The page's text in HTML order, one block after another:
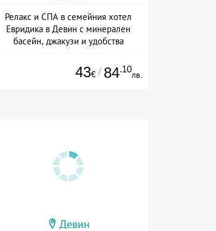
Релакс и СПА в семейния хотел
Евридика в Девин с минерален
басейн, джакузи и удобства
43€ / 84.10
лв.
Девин